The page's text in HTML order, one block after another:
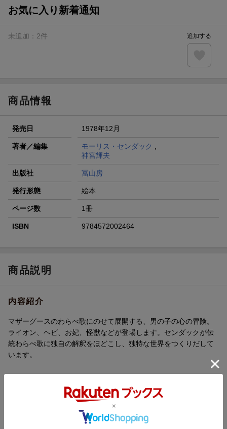
が当たる！
楽天モバイル紹介キャンペーンの拡散で300円OFFクーポン
条件達成で楽天限定・宝塚歌劇 宙組貸切公演ペアチケット
お気に入り新着通知
未追加： 2件 追加する
商品情報
発売日 1978年12月
著者／編集 モーリス・センダック ,
神宮輝夫
出版社 冨山房
発行形態 絵本
ページ数 1冊
ISBN 9784572002464
商品説明
内容紹介
マザーグースのわらべ歌にのせて展開する、男の子の心の冒険。
ライオン、ヘビ、お妃、怪獣などが登場します。センダックが伝
統わらべ歌に独自の解釈をほどこし、独特な世界をつくりだして
います。
マザーグースのわらべ歌にのせて展開する、男の子の心の冒険。
ライオン、ヘビ、お妃、怪獣などが登場します。センダックが伝
統わらべ歌に独自の解釈をほどこし、独特な世界をつくりだして